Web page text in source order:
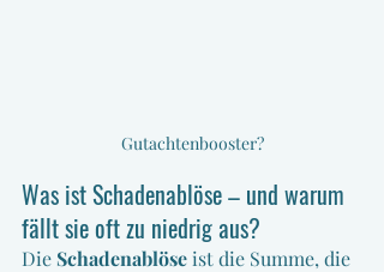
Gutachtenbooster?
Was ist Schadenablöse – und warum
fällt sie oft zu niedrig aus?
Die Schadenablöse ist die Summe, die